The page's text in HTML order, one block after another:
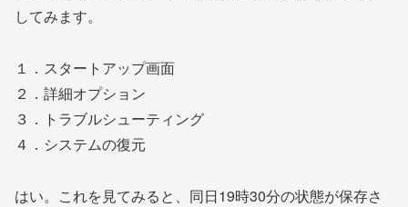
してみます。
１．スタートアップ画面
２．詳細オプション
３．トラブルシューティング
４．システムの復元
はい。これを見てみると、同日19時30分の状態が保存さ